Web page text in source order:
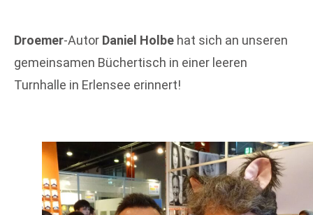
Droemer-Autor Daniel Holbe hat sich an unseren
gemeinsamen Büchertisch in einer leeren
Turnhalle in Erlensee erinnert!